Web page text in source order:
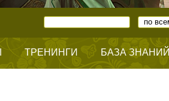
ТРЕНИНГИ БАЗА ЗНАНИЙ